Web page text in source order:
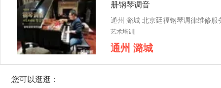
册钢琴调音
艺术培训|
通州 潞城
您可以逛逛：